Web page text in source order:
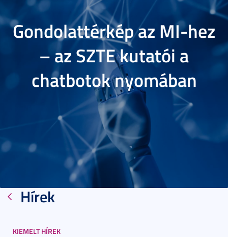
Gondolattérkép az MI-hez
– az SZTE kutatói a
chatbotok nyomában
Hírek
KIEMELT HÍREK